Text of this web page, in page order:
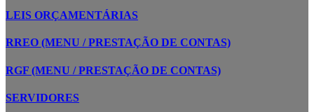
LEIS ORÇAMENTÁRIAS
RREO (MENU / PRESTAÇÃO DE CONTAS)
RGF (MENU / PRESTAÇÃO DE CONTAS)
SERVIDORES